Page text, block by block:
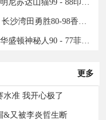
2024年09月07日 09月07日WNBA常规赛 明尼苏达山猫99 - 88印第安纳狂热 全场集锦
2024年09月06日 09月06日NBL半决赛G4 长沙湾田勇胜80-98香港金牛 全场集锦
2024年09月06日 09月06日WNBA常规赛 华盛顿神秘人90 - 77菲尼克斯水星 全场集锦
更多
水准 我开心极了
&又被李炎哲生断